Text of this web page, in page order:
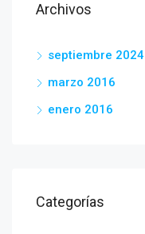
Archivos
septiembre 2024
marzo 2016
enero 2016
Categorías